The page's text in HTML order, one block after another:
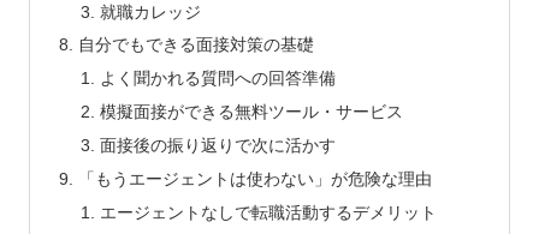
就職カレッジ
自分でもできる面接対策の基礎
よく聞かれる質問への回答準備
模擬面接ができる無料ツール・サービス
面接後の振り返りで次に活かす
「もうエージェントは使わない」が危険な理由
エージェントなしで転職活動するデメリット